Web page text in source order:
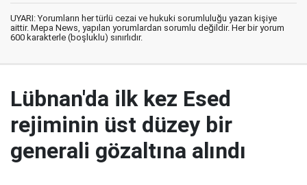
UYARI: Yorumların her türlü cezai ve hukuki sorumluluğu yazan kişiye
aittir. Mepa News, yapılan yorumlardan sorumlu değildir. Her bir yorum
600 karakterle (boşluklu) sınırlıdır.
Lübnan'da ilk kez Esed
rejiminin üst düzey bir
generali gözaltına alındı